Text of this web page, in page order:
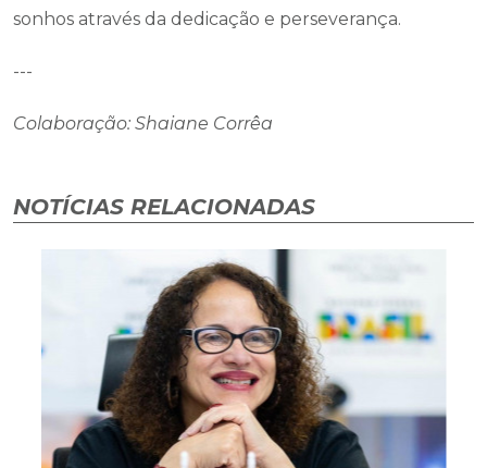
sonhos através da dedicação e perseverança.
---
Colaboração: Shaiane Corrêa
NOTÍCIAS RELACIONADAS